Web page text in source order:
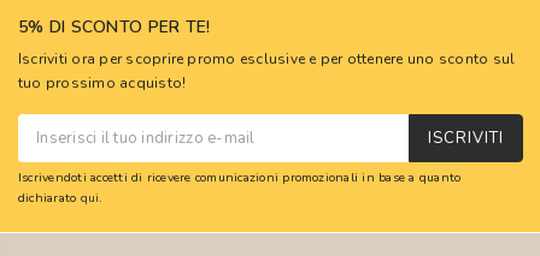
5% DI SCONTO PER TE!
Iscriviti ora per scoprire promo esclusive e per ottenere uno sconto sul
tuo prossimo acquisto!
ISCRIVITI
Iscrivendoti accetti di ricevere comunicazioni promozionali in base a quanto
dichiarato qui.